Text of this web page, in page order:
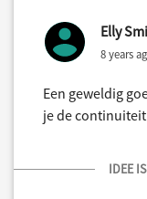
Elly
8 years
Een geweldig
je de
IDEE